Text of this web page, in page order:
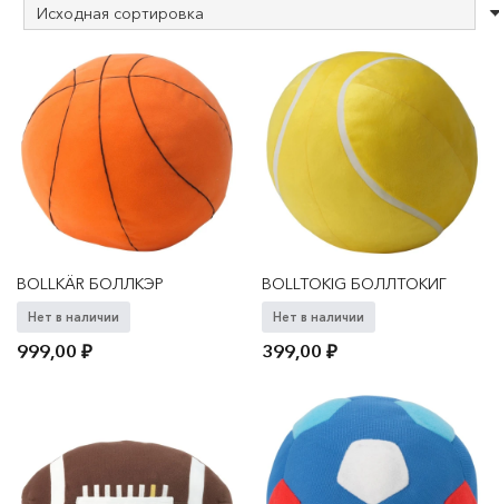
BOLLKÄR БОЛЛКЭР
Нет в наличии
999,00₽
BOLLTOKIG БОЛЛТОКИГ
Нет в наличии
399,00₽